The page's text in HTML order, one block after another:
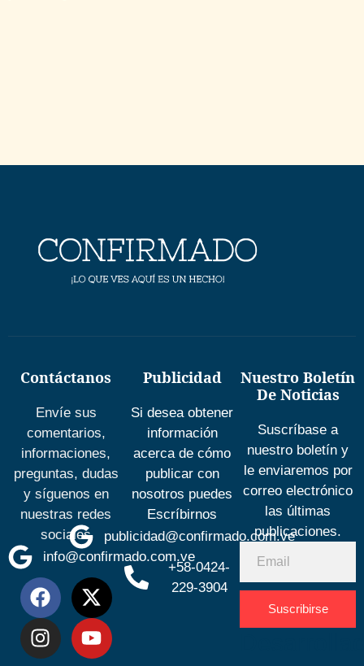
Contáctanos
Envíe sus
comentarios,
informaciones,
preguntas, dudas
y síguenos en
nuestras redes
sociales
info@confirmado.com.ve
Publicidad
Si desea obtener
información
acerca de cómo
publicar con
nosotros puedes
Escríbirnos
publicidad@confirmado.com.ve
+58-0424-
229-3904
Nuestro Boletín
De Noticias
Suscríbase a
nuestro boletín y
le enviaremos por
correo electrónico
las últimas
publicaciones.
Suscribirse